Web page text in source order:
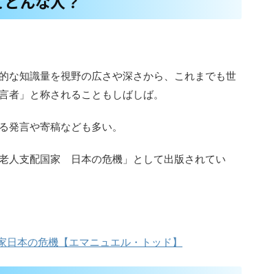
な知識量を視野の広さや深さから、これまでも世
」と称されることもしばしば。
発言や寄稿なども多い。
人支配国家 日本の危機」として出版されてい
日本の危機【エマニュエル・トッド】